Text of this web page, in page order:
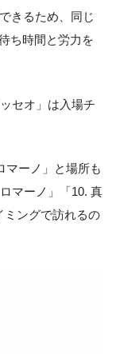
きるため、同じ
ち時間と労力を
セオ」は入場チ
マーノ」と場所も
マーノ」「10. 真
ミングで訪れるの